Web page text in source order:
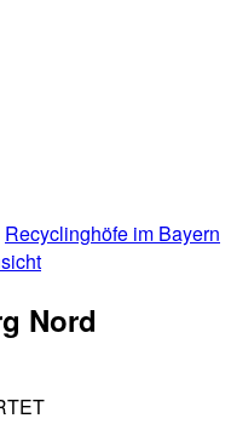
Recyclinghöfe im Bayern
Nord